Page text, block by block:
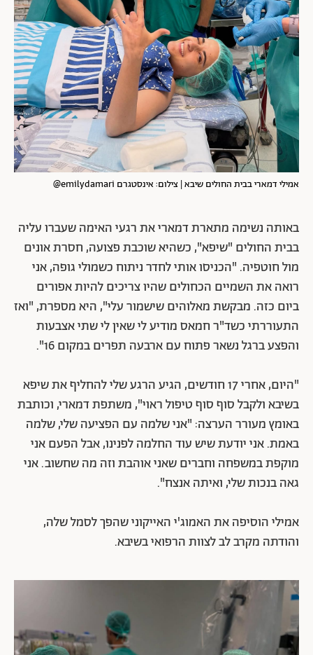
אמילי דמארי בבית החולים שיבא | צילום: אינסטגרם emilydamari@
באותה נשימה מתארת דמארי את רגעי האימה שעברו עליה
בבית החולים "שיפא", כשהיא שוכבת פצועה, חסרת אונים
מול חוטפיה. "הכניסו אותי לחדר ניתוח כשמולי גופה, אני
רואה את השמיים הכחולים שהיו צריכים להיות אפורים
ביום כזה. מבקשת מאלוהים שישמור עלי", היא מספרת, "ואז
התעוררתי כשד"ר חמאס מודיע לי שאין לי שתי אצבעות
והפצע ברגל נשאר פתוח עם ארבעה תפרים במקום 16".
"היום, אחרי 17 חודשים, הגיע הרגע שלי להחליף את שיפא
בשיבא ולקבל סוף סוף טיפול ראוי", משתפת דמארי, וכותבת
באומץ מעורר הערצה: "אני שלמה עם הפציעה שלי, שלמה
באמת. אני יודעת שיש עוד החלמה לפנינו, אבל הפעם אני
מוקפת במשפחה וחברים שאני אוהבת וזה מה שחשוב. אני
גאה בנכות שלי, ואיתה אנצח".
אמילי הוסיפה את האמוג'י האייקוני שהפך לסמל שלה,
והודתה מקרב לב לצוות הרפואי בשיבא.